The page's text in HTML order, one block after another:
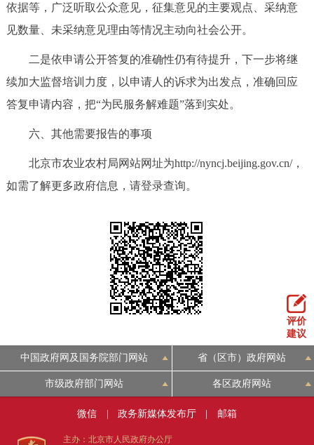
依据等，广泛听取公众意见，征集意见的主要观点、采纳意
见数量、未采纳意见理由等情况主动向社会公开。
二是依申请公开答复的准确性仍有待提升，下一步将继
续加大监督培训力度，以申请人的诉求为出发点，准确回应
答复申请内容，把“为民服务解难题”落到实处。
六、其他需要报告的事项
北京市农业农村局网站网址为http://nyncj.beijing.gov.cn/，
如需了解更多政府信息，请登录查询。
评价
建议
中国政府网及国务院部门网站 省（区市）政府网站
市级政府部门网站 各区政府网站
微信 | 政务新媒体发布厅 | 邮箱
主办：北京市人民政府办公厅